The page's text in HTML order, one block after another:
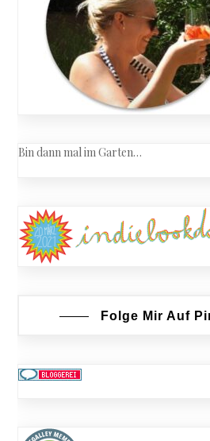
Bin dann mal im Garten…
Folge Mir Auf